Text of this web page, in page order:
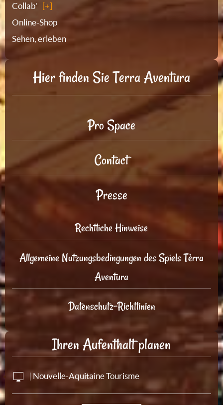
Collab'
Online-Shop
Sehen, erleben
Hier finden Sie Terra Aventura
Pro Space
Contact
Presse
Rechtliche Hinweise
Allgemeine Nutzungsbedingungen des Spiels Tèrra
Aventura
Datenschutz-Richtlinien
Ihren Aufenthalt planen
| Nouvelle-Aquitaine Tourisme